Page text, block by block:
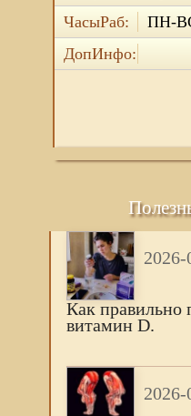
ЧасыРаб:
ПН-
ДопИнфо:
2026-
Как правильно
витамин D.
2026-